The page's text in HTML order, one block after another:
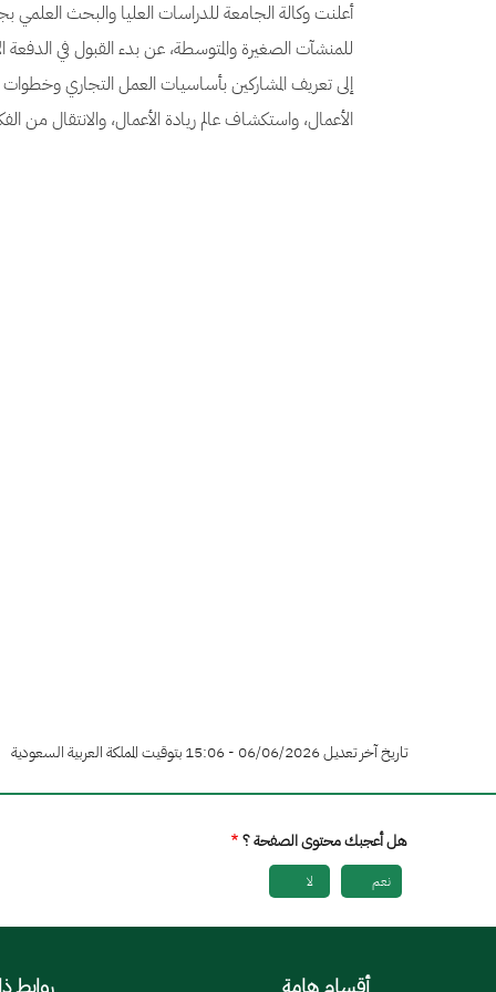
أعلنت وكالة الجامعة للدراسات العليا والبحث العلمي
للمنشآت الصغيرة والمتوسطة، عن بدء القبول في الدفعة
إلى تعريف المشاركين بأساسيات العمل التجاري وخطوات
الأعمال، واستكشاف عالم ريادة الأعمال، والانتقال من
تاريخ آخر تعديل 06/06/2026 - 15:06 بتوقيت المملكة العربية السعودية
هل أعجبك محتوى الصفحة ؟
نعم لا